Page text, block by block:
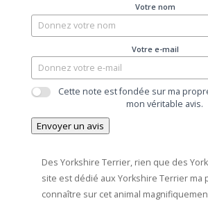
Votre nom
Votre e-mail
Cette note est fondée sur ma
mon véritable avis.
Envoyer un avis
Des Yorkshire Terrier, rien que des
site est dédié aux Yorkshire Terrier ma
connaître sur cet animal